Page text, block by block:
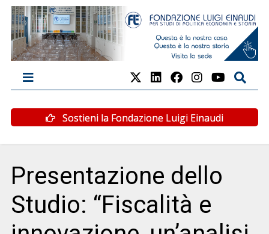
Sostieni la Fondazione Luigi Einaudi
Presentazione dello
Studio: “Fiscalità e